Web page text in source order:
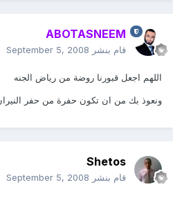
ABOTASNEEM
قام بنشر September 5, 2008
اللهم اجعل قبورنا روضة من رياض الجنه
ونعوذ بك من ان تكون حفرة من حفر النيران
Shetos
قام بنشر September 5, 2008